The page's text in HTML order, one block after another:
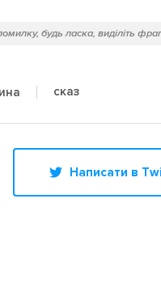
будь ласка, виділіть
сказ
Написати в